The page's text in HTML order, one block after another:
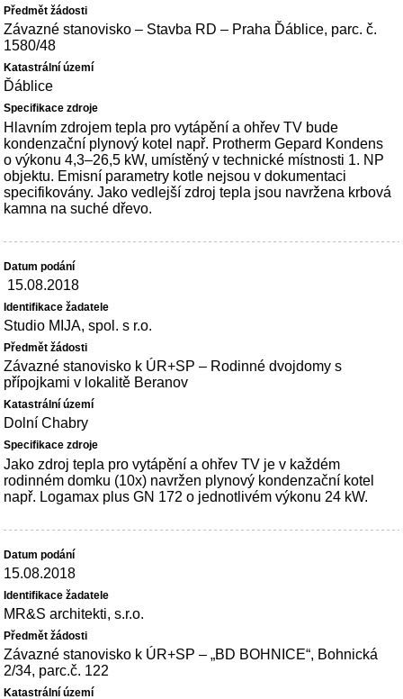
Závazné stanovisko – Stavba RD – Praha Ďáblice, parc. č.
1580/48
Ďáblice
Hlavním zdrojem tepla pro vytápění a ohřev TV bude
kondenzační plynový kotel např. Protherm Gepard Kondens
o výkonu 4,3–26,5 kW, umístěný v technické místnosti 1. NP
objektu. Emisní parametry kotle nejsou v dokumentaci
specifikovány. Jako vedlejší zdroj tepla jsou navržena krbová
kamna na suché dřevo.
15.08.2018
Studio MIJA, spol. s r.o.
Závazné stanovisko k ÚR+SP – Rodinné dvojdomy s
přípojkami v lokalitě Beranov
Dolní Chabry
Jako zdroj tepla pro vytápění a ohřev TV je v každém
rodinném domku (10x) navržen plynový kondenzační kotel
např. Logamax plus GN 172 o jednotlivém výkonu 24 kW.
15.08.2018
MR&S architekti, s.r.o.
Závazné stanovisko k ÚR+SP – „BD BOHNICE“, Bohnická
2/34, parc.č. 122